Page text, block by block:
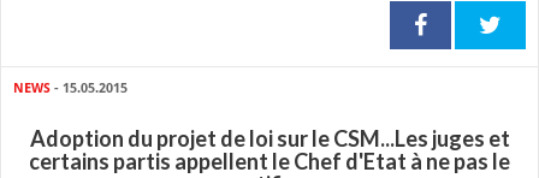
NEWS - 15.05.2015
Adoption du projet de loi sur le CSM...Les juges et
certains partis appellent le Chef d'Etat à ne pas le